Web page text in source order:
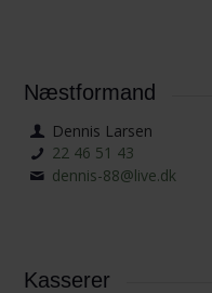
Næstformand
Dennis Larsen
22 46 51 43
dennis-88@live.dk
Kasserer